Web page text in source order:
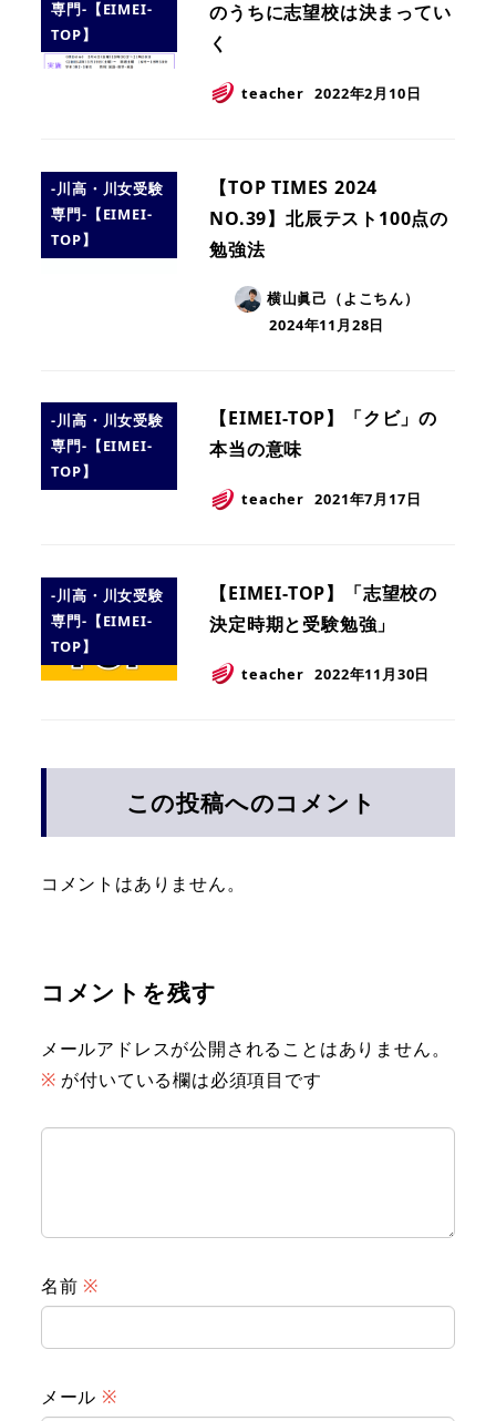
専門-【EIMEI-
TOP】
のうちに志望校は決まってい
く
teacher 2022年2月10日
-川高・川女受験
専門-【EIMEI-
TOP】
【TOP TIMES 2024
NO.39】北辰テスト100点の
勉強法
横山眞己（よこちん）
2024年11月28日
-川高・川女受験
専門-【EIMEI-
TOP】
【EIMEI-TOP】「クビ」の
本当の意味
teacher 2021年7月17日
-川高・川女受験
専門-【EIMEI-
TOP】
【EIMEI-TOP】「志望校の
決定時期と受験勉強」
teacher 2022年11月30日
この投稿へのコメント
コメントはありません。
コメントを残す
メールアドレスが公開されることはありません。
※ が付いている欄は必須項目です
名前 ※
メール ※